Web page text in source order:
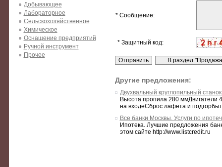
Добывающее
Лабораторное
Сельскохозяйственное
Химическое
Оснащение предприятий
Ручной инструмент
Прочее
* Сообщение:
* Защитный код:
Другие предложения:
Двухвальный круглопильный
Высота пропила 280 ммДвигатели
на входеСброс лафета и
Все банки Москвы. Услуги по
Ипотека. Лучшие предложения
этом сайте http://www.listcredit.ru